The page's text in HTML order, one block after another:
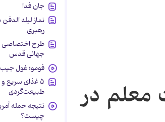
معلم در
جان فدا
نماز لیله
رهبری
طرح اختصاصی
جهانی قدس
فومو؛ غول
۵ غذای سریع
طبیعت‌گردی
نتیجه حمله
چیست؟